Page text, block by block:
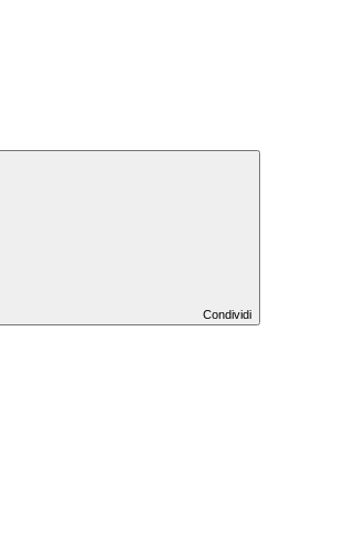
Condividi